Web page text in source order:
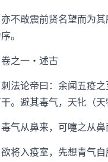
敢震前贤名望而为其
。
一·述古
论帝曰：余闻五疫之
。避其毒气，天牝（
从鼻来，可嚏之从鼻
入疫室，先想青气自